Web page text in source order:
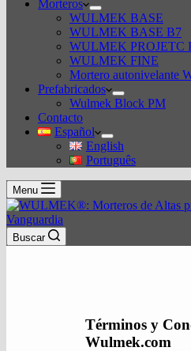
Morteros
WULMEK BASE
WULMEK BASE B7
WULMEK PROJETC
WULMEK FINE
Mortero autonivelante
Prefabricados
Wulmek Block PM
Contacto
Español
English
Português
Menu
Buscar
Términos y
Wulmek.com